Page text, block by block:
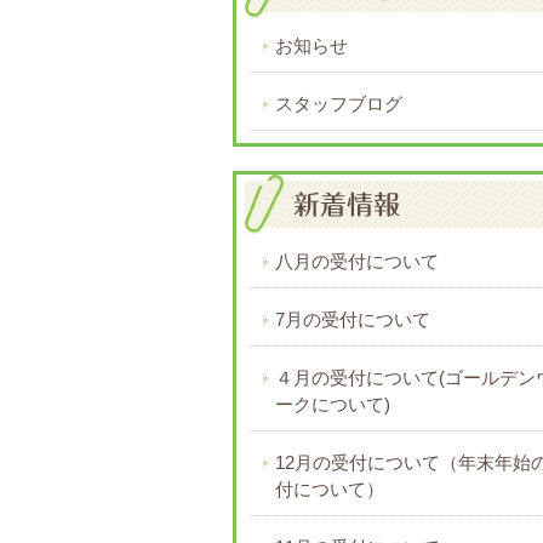
お知らせ
スタッフブログ
八月の受付について
7月の受付について
４月の受付について(ゴールデン
ークについて)
12月の受付について（年末年始
付について）